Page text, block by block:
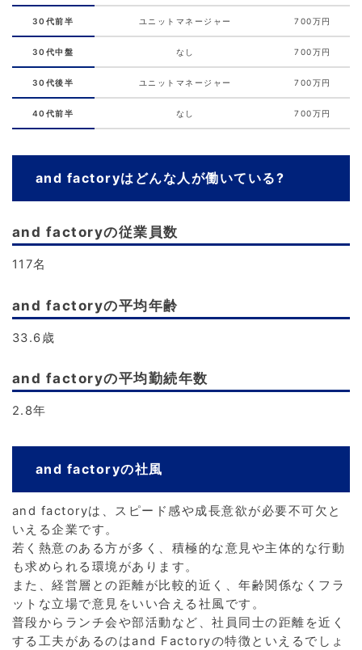
30代前半 ユニットマネージャー 700万円
30代中盤 なし 700万円
30代後半 ユニットマネージャー 700万円
40代前半 なし 700万円
and factoryはどんな人が働いている?
and factoryの従業員数
117名
and factoryの平均年齢
33.6歳
and factoryの平均勤続年数
2.8年
and factoryの社風
and factoryは、スピード感や成長意欲が必要不可欠と
いえる企業です。
若く熱意のある方が多く、積極的な意見や主体的な行動
も求められる環境があります。
また、経営層との距離が比較的近く、年齢関係なくフラ
ットな立場で意見をいい合える社風です。
普段からランチ会や部活動など、社員同士の距離を近く
する工夫があるのはand Factoryの特徴といえるでしょ